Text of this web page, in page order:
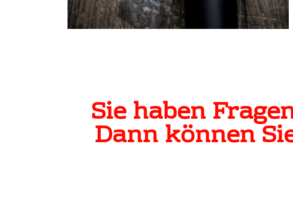
Sie haben
Dann können